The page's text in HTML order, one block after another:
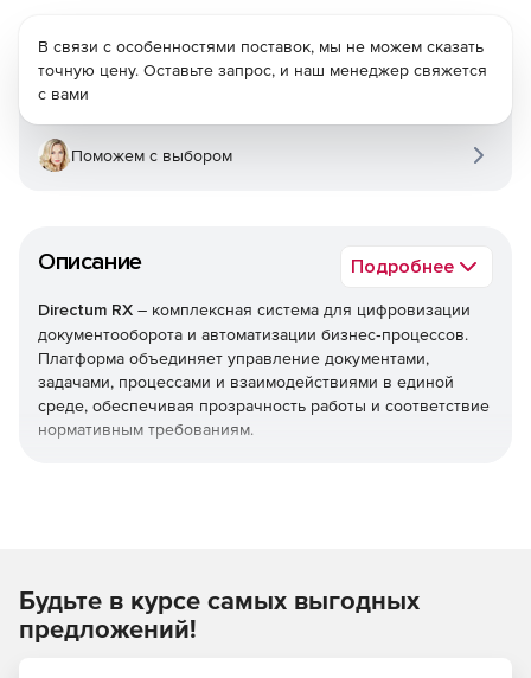
Описание Подробнее
Directum RX – комплексная система для цифровизации
документооборота и автоматизации бизнес‑процессов.
Платформа объединяет управление документами,
задачами, процессами и взаимодействиями в единой
среде, обеспечивая прозрачность работы и соответствие
нормативным требованиям.
Функциональные возможности
В связи с особенностями поставок, мы не можем сказать
точную цену. Оставьте запрос, и наш менеджер свяжется
с вами
Поможем с выбором
Будьте в курсе самых выгодных
предложений!